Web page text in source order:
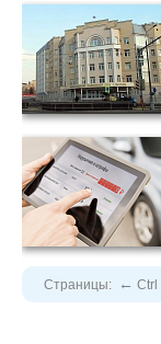
Страницы: ← Ctrl